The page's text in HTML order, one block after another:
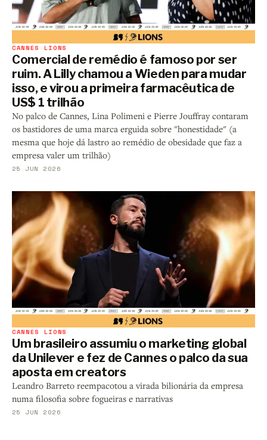
CANNES LIONS
Comercial de remédio é famoso por ser
ruim. A Lilly chamou a Wieden para mudar
isso, e virou a primeira farmacêutica de
US$ 1 trilhão
No palco de Cannes, Lina Polimeni e Pierre Jouffray contaram
os bastidores de uma marca erguida sobre "honestidade" (a
mesma que hoje dá lastro ao remédio de obesidade que faz a
empresa valer um trilhão)
25 JUN 2026
CANNES LIONS
Um brasileiro assumiu o marketing global
da Unilever e fez de Cannes o palco da sua
aposta em creators
Leandro Barreto reempacotou a virada bilionária da empresa
numa filosofia sobre fogueiras e narrativas
25 JUN 2026